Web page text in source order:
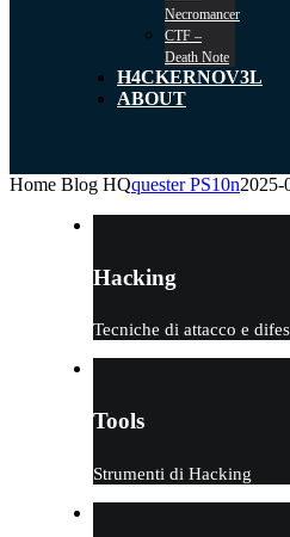
Necromancer
CTF –
Death Note
H4CKERNOV3L
ABOUT
Home Blog HQquester PS10n2025-
Hacking
Tecniche di attacco e
Tools
Strumenti di Hacking